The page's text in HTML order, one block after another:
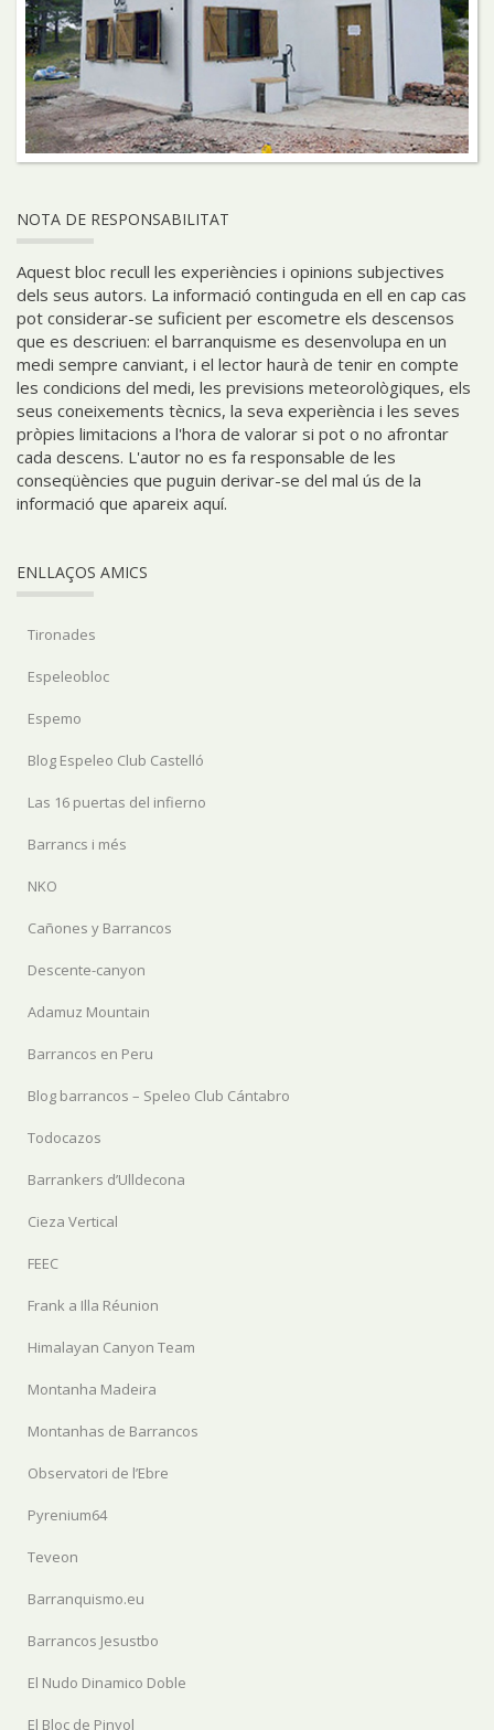
NOTA DE RESPONSABILITAT
Aquest bloc recull les experiències i opinions subjectives
dels seus autors. La informació continguda en ell en cap cas
pot considerar-se suficient per escometre els descensos
que es descriuen: el barranquisme es desenvolupa en un
medi sempre canviant, i el lector haurà de tenir en compte
les condicions del medi, les previsions meteorològiques, els
seus coneixements tècnics, la seva experiència i les seves
pròpies limitacions a l'hora de valorar si pot o no afrontar
cada descens. L'autor no es fa responsable de les
conseqüències que puguin derivar-se del mal ús de la
informació que apareix aquí.
ENLLAÇOS AMICS
Tironades
Espeleobloc
Espemo
Blog Espeleo Club Castelló
Las 16 puertas del infierno
Barrancs i més
NKO
Cañones y Barrancos
Descente-canyon
Adamuz Mountain
Barrancos en Peru
Blog barrancos – Speleo Club Cántabro
Todocazos
Barrankers d’Ulldecona
Cieza Vertical
FEEC
Frank a Illa Réunion
Himalayan Canyon Team
Montanha Madeira
Montanhas de Barrancos
Observatori de l’Ebre
Pyrenium64
Teveon
Barranquismo.eu
Barrancos Jesustbo
El Nudo Dinamico Doble
El Bloc de Pinyol